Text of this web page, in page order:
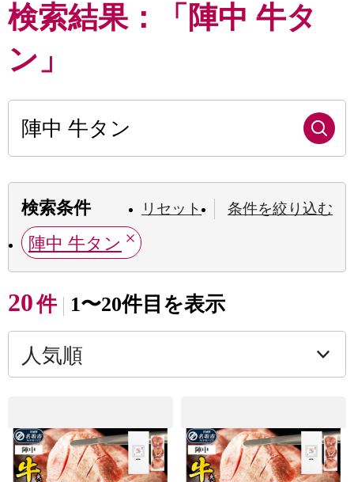
検索結果：「陣中 牛タ
ン」
検索条件 リセット 条件を絞り込む
陣中 牛タン
20件 1〜20件目を表示